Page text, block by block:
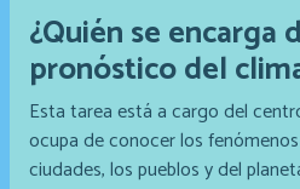
¿Quién se encarga
pronóstico del
Esta tarea está a cargo del
ocupa de conocer los
ciudades, los pueblos y del